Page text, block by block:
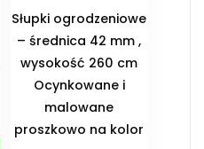
Słupki ogrodzeniowe
– średnica 42 mm ,
wysokość 260 cm
Ocynkowane i
malowane
proszkowo na kolor